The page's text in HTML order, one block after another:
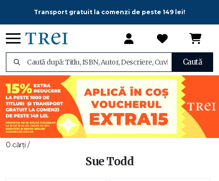
Transport gratuit la comenzi de peste 149 lei!
Caută
0 cărți /
Sue Todd